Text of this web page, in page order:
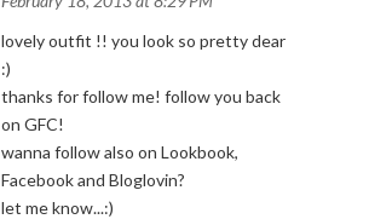
lovely outfit !! you look so pretty dear
:)
thanks for follow me! follow you back
on GFC!
wanna follow also on Lookbook,
Facebook and Bloglovin?
let me know...:)